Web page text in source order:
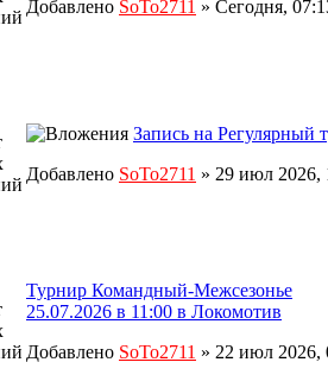
Добавлено SoTo2711 » Сегодня,
Запись на Регулярный
Добавлено SoTo2711 » 29 июл 2026,
Турнир Командный-Межсезонье
25.07.2026 в 11:00 в Локомотив
Добавлено SoTo2711 » 22 июл 2026,